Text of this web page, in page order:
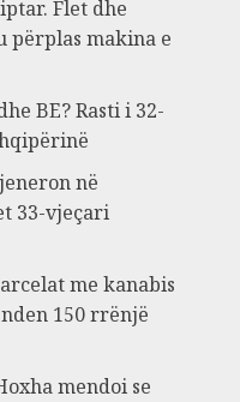
Flet dhe
përplas makina e
BE? Rasti i 32-
në
33-vjeçari
me kanabis
150 rrënjë
mendoi se